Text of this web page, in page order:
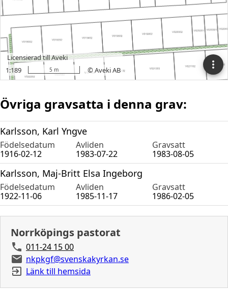
Övriga gravsatta i denna grav:
Karlsson, Karl Yngve
Födelsedatum Avliden
Gravsatt
1916-02-12
1983-07-22 1983-08-05
Karlsson, Maj-Britt Elsa Ingeborg
Födelsedatum Avliden
Gravsatt
1922-11-06
1985-11-17 1986-02-05
Norrköpings pastorat
011-24 15 00
nkpkgf@svenskakyrkan.se
Länk till hemsida